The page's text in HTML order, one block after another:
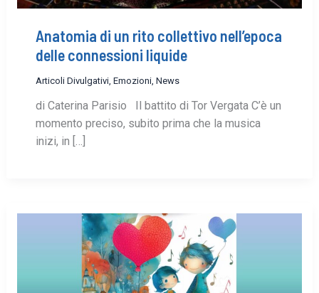
Anatomia di un rito collettivo nell’epoca
delle connessioni liquide
Articoli Divulgativi, Emozioni, News
di Caterina Parisio Il battito di Tor Vergata C’è un
momento preciso, subito prima che la musica
inizi, in […]